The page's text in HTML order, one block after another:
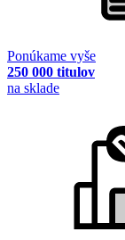
Ponúkame vyše
250 000 titulov
na sklade